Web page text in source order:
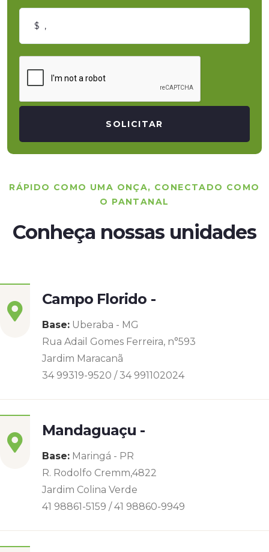
SOLICITAR
RÁPIDO COMO UMA ONÇA, CONECTADO COMO
O PANTANAL
Conheça nossas unidades
Campo Florido -
Base: Uberaba - MG
Rua Adail Gomes Ferreira, n°593
Jardim Maracanã
34 99319-9520 / 34 991102024
Mandaguaçu -
Base: Maringá - PR
R. Rodolfo Cremm,4822
Jardim Colina Verde
41 98861-5159 / 41 98860-9949